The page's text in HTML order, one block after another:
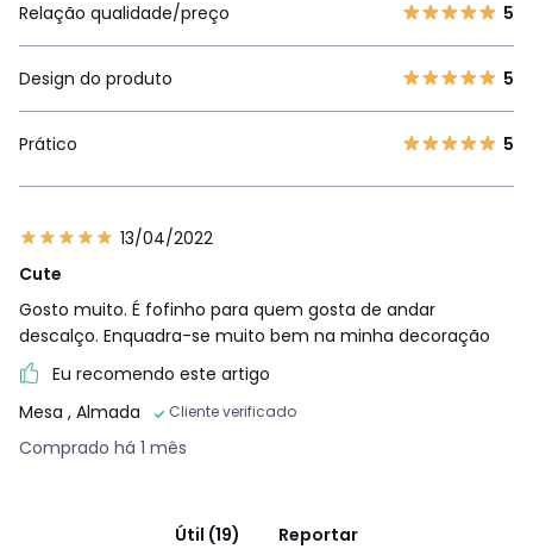
Relação qualidade/preço
5
Design do produto 5
Prático 5
13/04/2022
Cute
Gosto muito. É fofinho para quem gosta de andar
descalço. Enquadra-se muito bem na minha decoração
Eu recomendo este artigo
Mesa , Almada Cliente verificado
Comprado há 1 mês
Útil (19)
Reportar